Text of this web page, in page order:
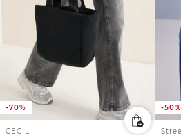
-70%
CECIL
-50%